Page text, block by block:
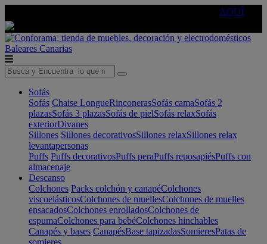
AQUÍ
Baleares Canarias
Sofás
Sofás Chaise LongueRinconerasSofás camaSofás 2
plazasSofás 3 plazasSofás de pielSofás relaxSofás
exteriorDivanes
Sillones Sillones decorativosSillones relaxSillones relax
levantapersonas
Puffs Puffs decorativosPuffs peraPuffs reposapiésPuffs con
almacenaje
Descanso
Colchones Packs colchón y canapéColchones
viscoelásticosColchones de muellesColchones de muelles
ensacadosColchones enrolladosColchones de
espumaColchones para bebéColchones hinchables
Canapés y bases CanapésBase tapizadasSomieresPatas de
somieres